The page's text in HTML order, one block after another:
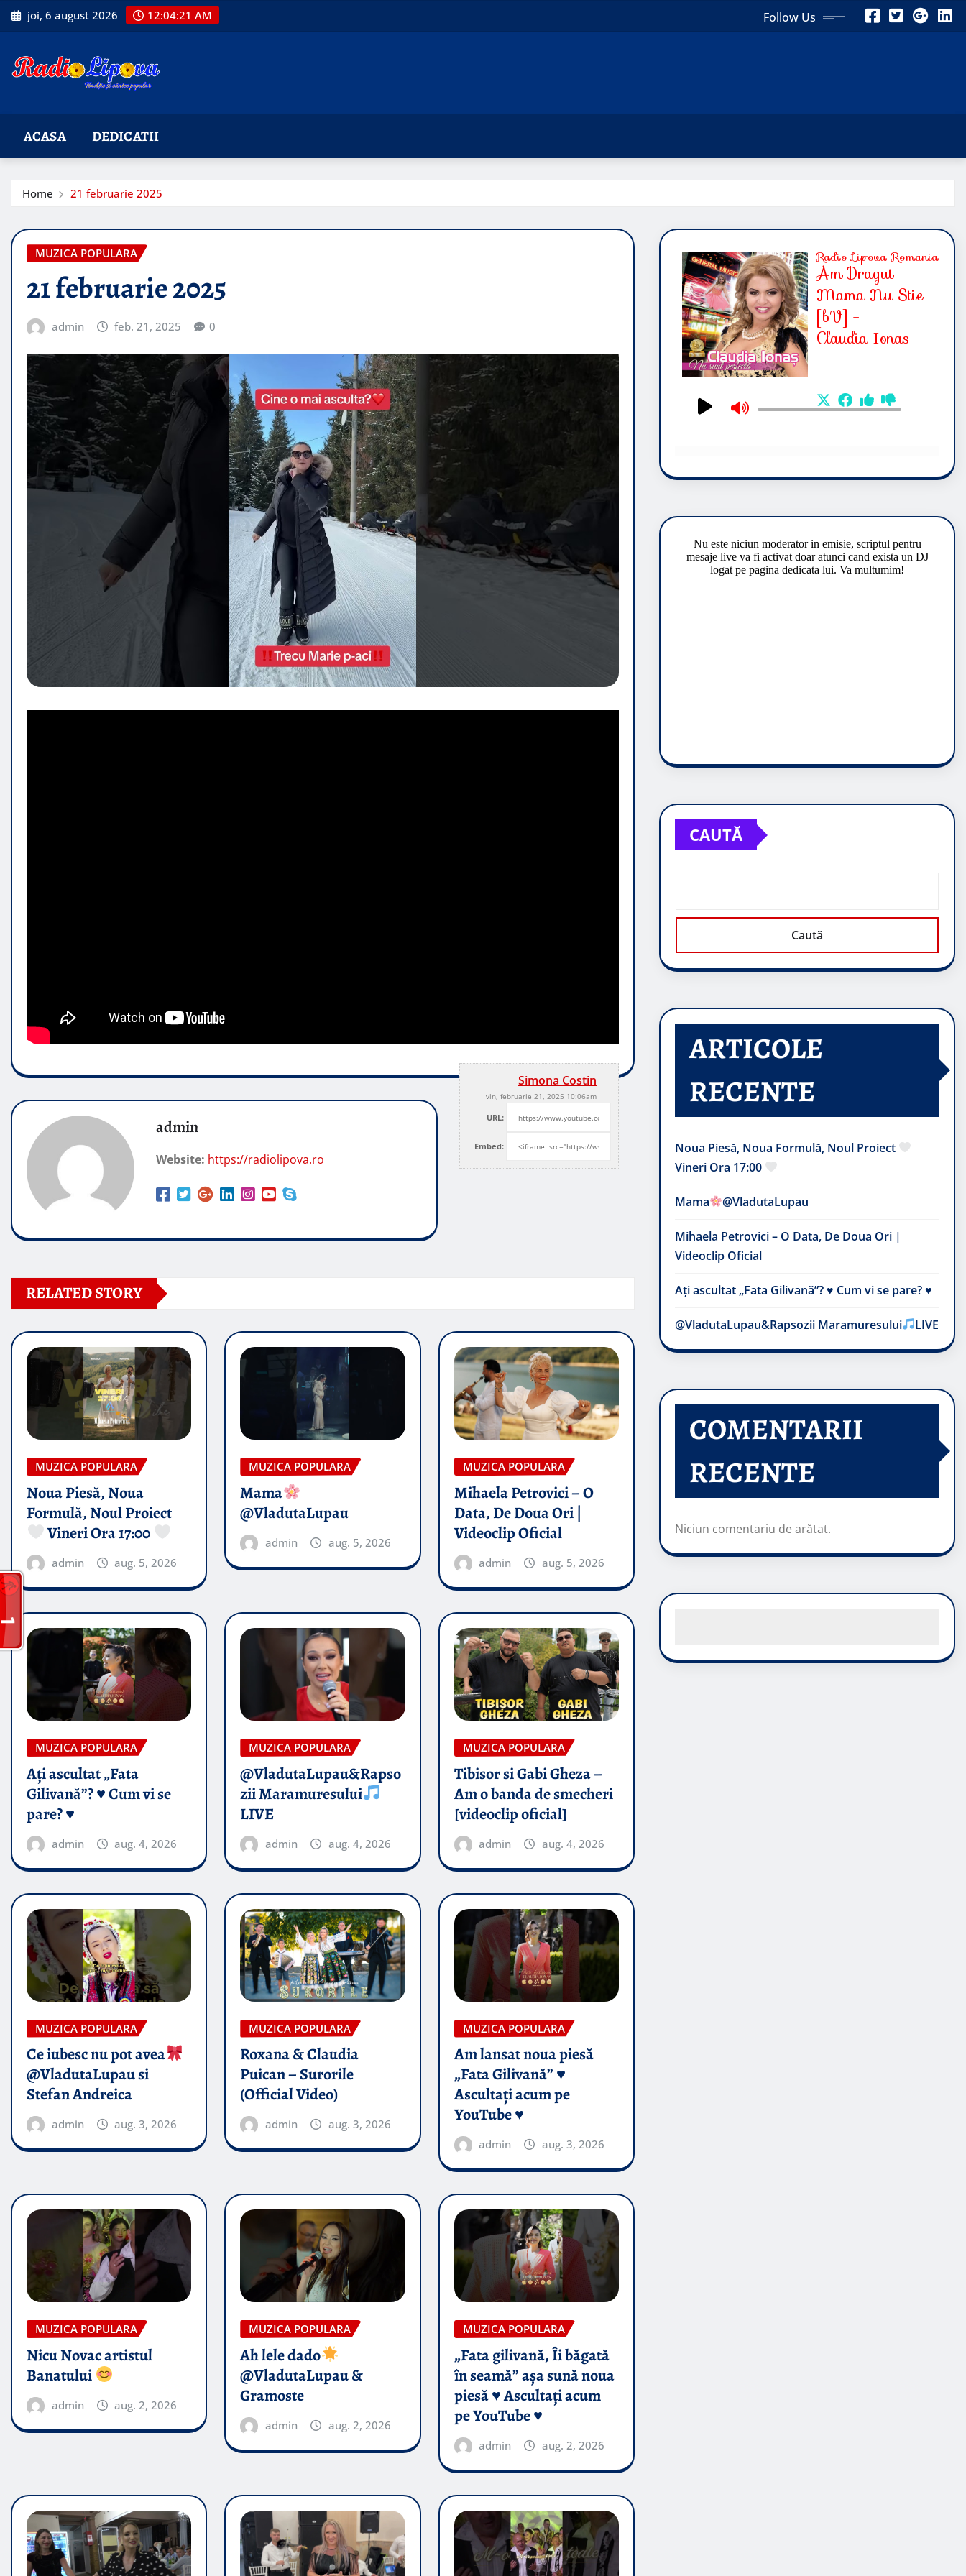
Skip
to
joi, 6 august 2026 12:04:22 AM Follow Us
ACASA DEDICATII
Home 21 februarie 2025
MUZICA POPULARA
21 februarie 2025
admin feb. 21, 2025 0
Simona Costin
vin, februarie 21, 2025 10:06am
URL:
Embed:
admin
Website: https://radiolipova.ro
RELATED STORY
MUZICA POPULARA
Noua Piesă, Noua
Formulă, Noul Proiect
Vineri Ora 17:00
admin aug. 5, 2026
MUZICA POPULARA
Mama
@VladutaLupau
admin aug. 5, 2026
MUZICA POPULARA
Mihaela Petrovici – O
Data, De Doua Ori |
Videoclip Oficial
admin aug. 5, 2026
MUZICA POPULARA
Ați ascultat „Fata
Gilivană”? ♥️ Cum vi se
pare? ♥️
admin aug. 4, 2026
MUZICA POPULARA
@VladutaLupau&Rapso
zii Maramuresului
LIVE
admin aug. 4, 2026
MUZICA POPULARA
Tibisor si Gabi Gheza –
Am o banda de smecheri
[videoclip oficial]
admin aug. 4, 2026
MUZICA POPULARA
Ce iubesc nu pot avea
@VladutaLupau si
Stefan Andreica
admin aug. 3, 2026
MUZICA POPULARA
Roxana & Claudia
Puican – Surorile
(Official Video)
admin aug. 3, 2026
MUZICA POPULARA
Am lansat noua piesă
„Fata Gilivană” ♥️
Ascultați acum pe
YouTube ♥️
admin aug. 3, 2026
MUZICA POPULARA
Nicu Novac artistul
Banatului
admin aug. 2, 2026
MUZICA POPULARA
Ah lele dado​
@VladutaLupau &
Gramoste
admin aug. 2, 2026
MUZICA POPULARA
„Fata gilivană, Îi băgată
în seamă” așa sună noua
piesă ♥️ Ascultați acum
pe YouTube ♥️
admin aug. 2, 2026
CAUTĂ
Caută
ARTICOLE
RECENTE
Noua Piesă, Noua Formulă, Noul Proiect
Vineri Ora 17:00
Mama @VladutaLupau
Mihaela Petrovici – O Data, De Doua Ori |
Videoclip Oficial
Ați ascultat „Fata Gilivană”? ♥️ Cum vi se pare? ♥️
@VladutaLupau&Rapsozii Maramuresului LIVE
COMENTARII
RECENTE
Niciun comentariu de arătat.